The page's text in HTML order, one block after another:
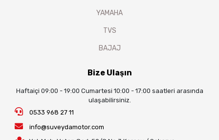
YAMAHA
TVS
BAJAJ
Bize Ulaşın
Haftaiçi 09:00 - 19:00 Cumartesi 10:00 - 17:00 saatleri arasında
ulaşabilirsiniz.
0533 968 27 11
info@suveydamotor.com